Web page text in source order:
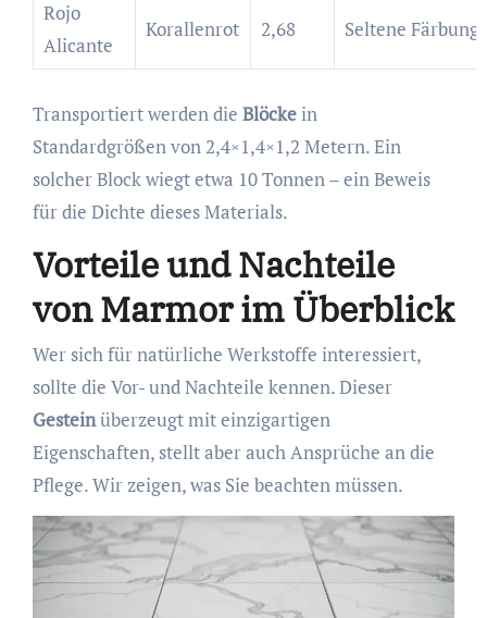
Rojo
Alicante
Korallenrot 2,68 Seltene Färbung
Transportiert werden die Blöckein
Standardgrößen von 2,4×1,4×1,2 Metern. Ein
solcher Block wiegt etwa 10 Tonnen – ein Beweis
für die Dichte dieses Materials.
Vorteile und Nachteile
von Marmor im Überblick
Wer sich für natürliche Werkstoffe interessiert,
sollte die Vor- und Nachteile kennen. Dieser
Gesteinüberzeugt mit einzigartigen
Eigenschaften, stellt aber auch Ansprüche an die
Pflege. Wir zeigen, was Sie beachten müssen.